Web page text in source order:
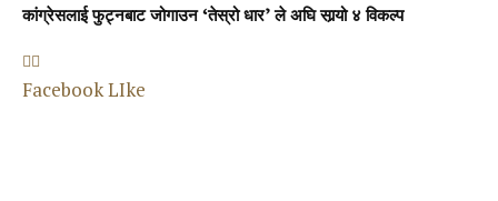
कांग्रेसलाई फुट्नबाट जोगाउन ‘तेस्रो धार’ ले अघि सार्‍यो ४ विकल्प
Facebook LIke